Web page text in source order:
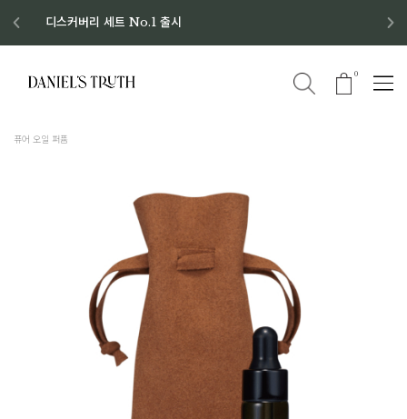
디스커버리 세트 No.1 출시
8월 이벤트 혜택
8월 증정품
신규회원 가입 혜택
0
퓨어 오일 퍼퓸